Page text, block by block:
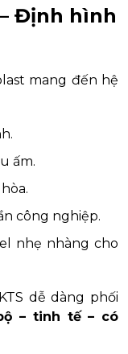
Định hình
mang đến hệ
ấm.
công nghiệp.
nhẹ nhàng cho
dễ dàng phối
– tinh tế – có